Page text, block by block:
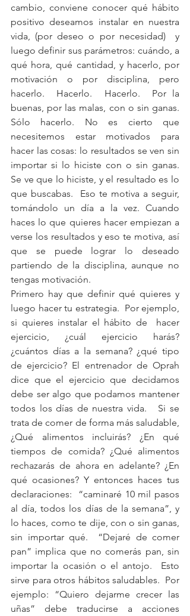
cambio, conviene conocer qué hábito
positivo deseamos instalar en nuestra
vida, (por deseo o por necesidad)  y
luego definir sus parámetros: cuándo, a
qué hora, qué cantidad, y hacerlo, por
motivación o por disciplina, pero
hacerlo.  Hacerlo.  Hacerlo.  Por la
buenas, por las malas, con o sin ganas.
Sólo hacerlo. No es cierto que
necesitemos estar motivados para
hacer las cosas: lo resultados se ven sin
importar si lo hiciste con o sin ganas.
Se ve que lo hiciste, y el resultado es lo
que buscabas.  Eso te motiva a seguir,
tomándolo un día a la vez. Cuando
haces lo que quieres hacer empiezan a
verse los resultados y eso te motiva, así
que se puede lograr lo deseado
partiendo de la disciplina, aunque no
tengas motivación.
Primero hay que definir qué quieres y
luego hacer tu estrategia.  Por ejemplo,
si quieres instalar el hábito de  hacer
ejercicio, ¿cuál ejercicio harás?
¿cuántos días a la semana? ¿qué tipo
de ejercicio? El entrenador de Oprah
dice que el ejercicio que decidamos
debe ser algo que podamos mantener
todos los días de nuestra vida.   Si se
trata de comer de forma más saludable,
¿Qué alimentos incluirás? ¿En qué
tiempos de comida? ¿Qué alimentos
rechazarás de ahora en adelante? ¿En
qué ocasiones? Y entonces haces tus
declaraciones:  “caminaré 10 mil pasos
al día, todos los días de la semana”, y
lo haces, como te dije, con o sin ganas,
sin importar qué.  “Dejaré de comer
pan” implica que no comerás pan, sin
importar la ocasión o el antojo.  Esto
sirve para otros hábitos saludables.  Por
ejemplo: “Quiero dejarme crecer las
uñas” debe traducirse a acciones